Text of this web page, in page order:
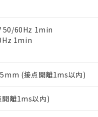
50/60Hz 1min
1min
(接点開離1ms以内)
開離1ms以内)
とは、"個人情報の共同利用
。
ンロードすることができま
非含有証明書
社基準）
非含有を証明するもので、
酸エステル類４物質の対
対応日を記載しておりまし